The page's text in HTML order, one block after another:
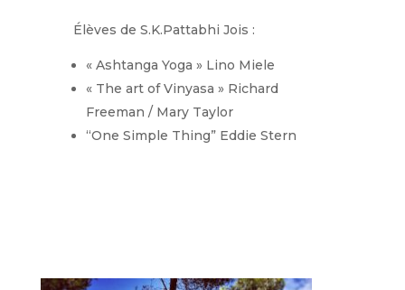
Élèves de S.K.Pattabhi Jois :
« Ashtanga Yoga » Lino Miele
« The art of Vinyasa » Richard
Freeman / Mary Taylor
“One Simple Thing” Eddie Stern